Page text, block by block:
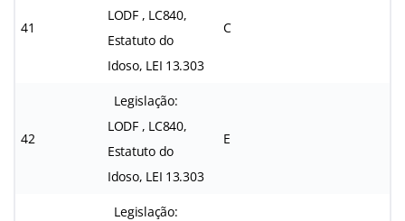
41
LODF , LC840,
Estatuto do
Idoso, LEI 13.303
C
42
Legislação:
LODF , LC840,
Estatuto do
Idoso, LEI 13.303
E
Legislação: